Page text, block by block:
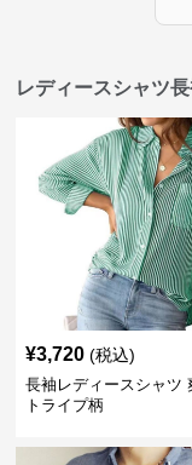
レディースシャツ
¥3,720 (税込)
長袖レディースシャツ
トライプ柄